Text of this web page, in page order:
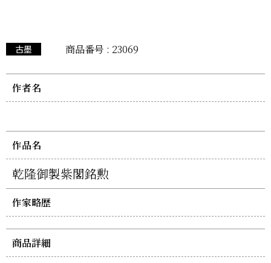
古墨 商品番号 : 23069
作者名
作品名
乾隆御製紫閣銘勲
作家略歴
商品詳細